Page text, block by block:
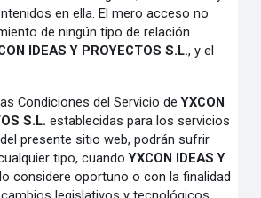
en ella. El mero acceso no
de ningún tipo de relación
IDEAS Y PROYECTOS S.L.,y el
Condiciones del Servicio deYXCON
S.L.establecidas para los servicios
presente sitio web, podrán sufrir
tipo, cuandoYXCON IDEAS Y
considere oportuno o con la finalidad